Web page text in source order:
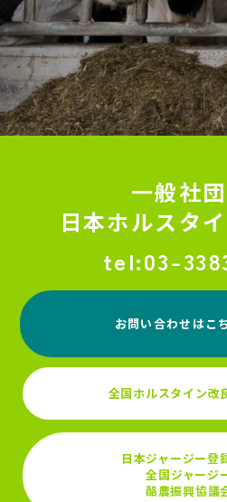
一般社
日本ホルスタ
03-
お問い合わせはこ
全国ホルスタイン改
日本ジャージー登
全国ジャージ
酪農振興協議